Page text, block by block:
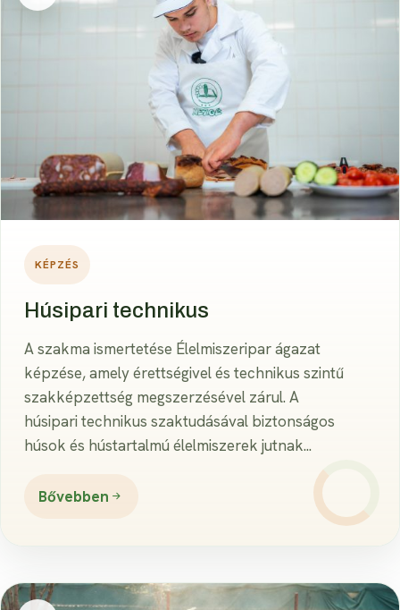
KÉPZÉS
Húsipari technikus
A szakma ismertetése Élelmiszeripar ágazat
képzése, amely érettségivel és technikus szintű
szakképzettség megszerzésével zárul. A
húsipari technikus szaktudásával biztonságos
húsok és hústartalmú élelmiszerek jutnak...
Bővebben